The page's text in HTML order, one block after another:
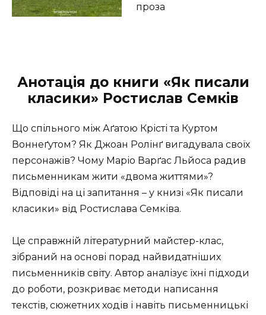
проза
Анотація до книги «Як писали
класики» Ростислав Семків
Що спільного між Аґатою Крісті та Куртом
Воннеґутом? Як Джоан Ролінґ вигадувала своїх
персонажів? Чому Маріо Варґас Льйоса радив
письменникам жити «двома життями»?
Відповіді на ці запитання – у книзі «Як писали
класики» від Ростислава Семківа.
Це справжній літературний майстер-клас,
зібраний на основі порад найвидатніших
письменників світу. Автор аналізує їхні підходи
до роботи, розкриває методи написання
текстів, сюжетних ходів і навіть письменницькі